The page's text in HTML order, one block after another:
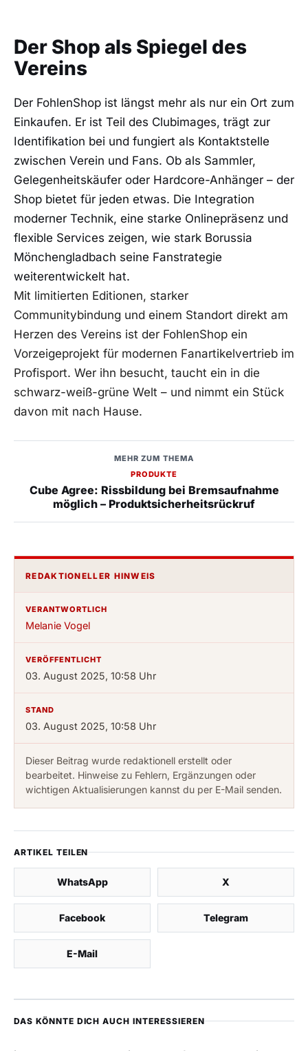
Der Shop als Spiegel des
Vereins
Der FohlenShop ist längst mehr als nur ein Ort zum
Einkaufen. Er ist Teil des Clubimages, trägt zur
Identifikation bei und fungiert als Kontaktstelle
zwischen Verein und Fans. Ob als Sammler,
Gelegenheitskäufer oder Hardcore-Anhänger – der
Shop bietet für jeden etwas. Die Integration
moderner Technik, eine starke Onlinepräsenz und
flexible Services zeigen, wie stark Borussia
Mönchengladbach seine Fanstrategie
weiterentwickelt hat.
Mit limitierten Editionen, starker
Communitybindung und einem Standort direkt am
Herzen des Vereins ist der FohlenShop ein
Vorzeigeprojekt für modernen Fanartikelvertrieb im
Profisport. Wer ihn besucht, taucht ein in die
schwarz-weiß-grüne Welt – und nimmt ein Stück
davon mit nach Hause.
MEHR ZUM THEMA
PRODUKTE
Cube Agree: Rissbildung bei Bremsaufnahme
möglich – Produktsicherheitsrückruf
REDAKTIONELLER HINWEIS
VERANTWORTLICH
Melanie Vogel
VERÖFFENTLICHT
03. August 2025, 10:58 Uhr
STAND
03. August 2025, 10:58 Uhr
Dieser Beitrag wurde redaktionell erstellt oder
bearbeitet. Hinweise zu Fehlern, Ergänzungen oder
wichtigen Aktualisierungen kannst du per E-Mail senden.
ARTIKEL TEILEN
WhatsApp X
Facebook Telegram
E-Mail
DAS KÖNNTE DICH AUCH INTERESSIEREN